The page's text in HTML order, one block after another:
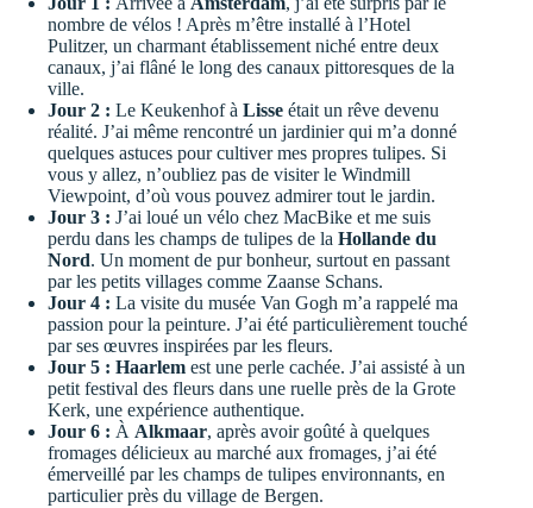
nombre de vélos ! Après m’être installé à l’Hotel
Pulitzer, un charmant établissement niché entre deux
canaux, j’ai flâné le long des canaux pittoresques de la
ville.
Jour 2 : Le Keukenhofà Lisse était un rêve devenu
réalité. J’ai même rencontré un jardinier qui m’a donné
quelques astuces pour cultiver mes propres tulipes. Si
vous y allez, n’oubliez pas de visiter le Windmill
Viewpoint, d’où vous pouvez admirer tout le jardin.
Jour 3 : J’ai loué un vélo chez MacBike et me suis
perdu dans les champs de tulipes de la Hollande du
Nord. Un moment de pur bonheur, surtout en passant
par les petits villages comme Zaanse Schans.
Jour 4 : La visite du musée Van Gogh m’a rappelé ma
passion pour la peinture. J’ai été particulièrement touché
par ses œuvres inspirées par les fleurs.
Jour 5 : Haarlem est une perle cachée. J’ai assisté à un
petit festival des fleurs dans une ruelle près de la Grote
Kerk, une expérience authentique.
Jour 6 : À Alkmaar, après avoir goûté à quelques
fromages délicieux au marché aux fromages, j’ai été
émerveillé par les champs de tulipes environnants, en
particulier près du village de Bergen.